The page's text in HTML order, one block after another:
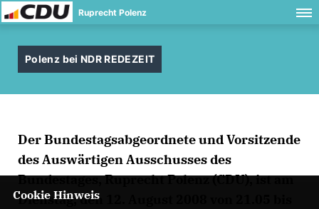
Ruprecht Polenz
Polenz bei NDR REDEZEIT
Der Bundestagsabgeordnete und Vorsitzende
des Auswärtigen Ausschusses des
Bundestages, Ruprecht Polenz (CDU), ist am
Dienstag, den 12. August 2008 von 21.05 bis
Cookie Hinweis